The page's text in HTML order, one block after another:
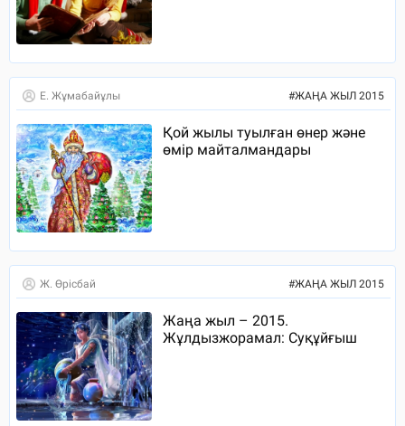
Е. Жұмабайұлы #ЖАҢА ЖЫЛ 2015
Қой жылы туылған өнер және
өмір майталмандары
Ж. Өрісбай #ЖАҢА ЖЫЛ 2015
Жаңа жыл – 2015.
Жұлдызжорамал: Суқұйғыш